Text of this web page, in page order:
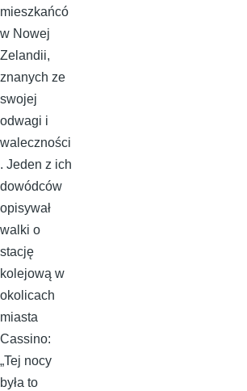
mieszkańcó
w Nowej
Zelandii,
znanych ze
swojej
odwagi i
waleczności
. Jeden z ich
dowódców
opisywał
walki o
stację
kolejową w
okolicach
miasta
Cassino:
„Tej nocy
była to